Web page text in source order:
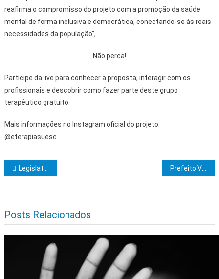
reafirma o compromisso do projeto com a promoção da saúde
mental de forma inclusiva e democrática, conectando-se às reais
necessidades da população”, .
Não perca!
Participe da live para conhecer a proposta, interagir com os
profissionais e descobrir como fazer parte deste grupo
terapêutico gratuito.
Mais informações no Instagram oficial do projeto:
@eterapiasuesc.
Navegação de Post
Legislativo tem nova regulamentação para pinturas em prédios de Itabuna Prefeito Valderico Junior anuncia pacote de obras durante inauguração de praça
Posts Relacionados